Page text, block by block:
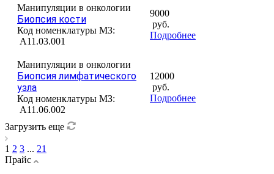
Манипуляции в онкологии
Биопсия кости
Код номенклатуры МЗ:
A11.03.001
9000
руб.
Подробнее
Манипуляции в онкологии
Биопсия лимфатического
узла
Код номенклатуры МЗ:
A11.06.002
12000
руб.
Подробнее
Загрузить еще
1 2 3 ... 21
Прайс